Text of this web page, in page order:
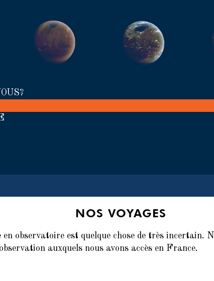
NOS VOYAGES
observatoire est quelque chose de très incertain.
auxquels nous avons accès en France.